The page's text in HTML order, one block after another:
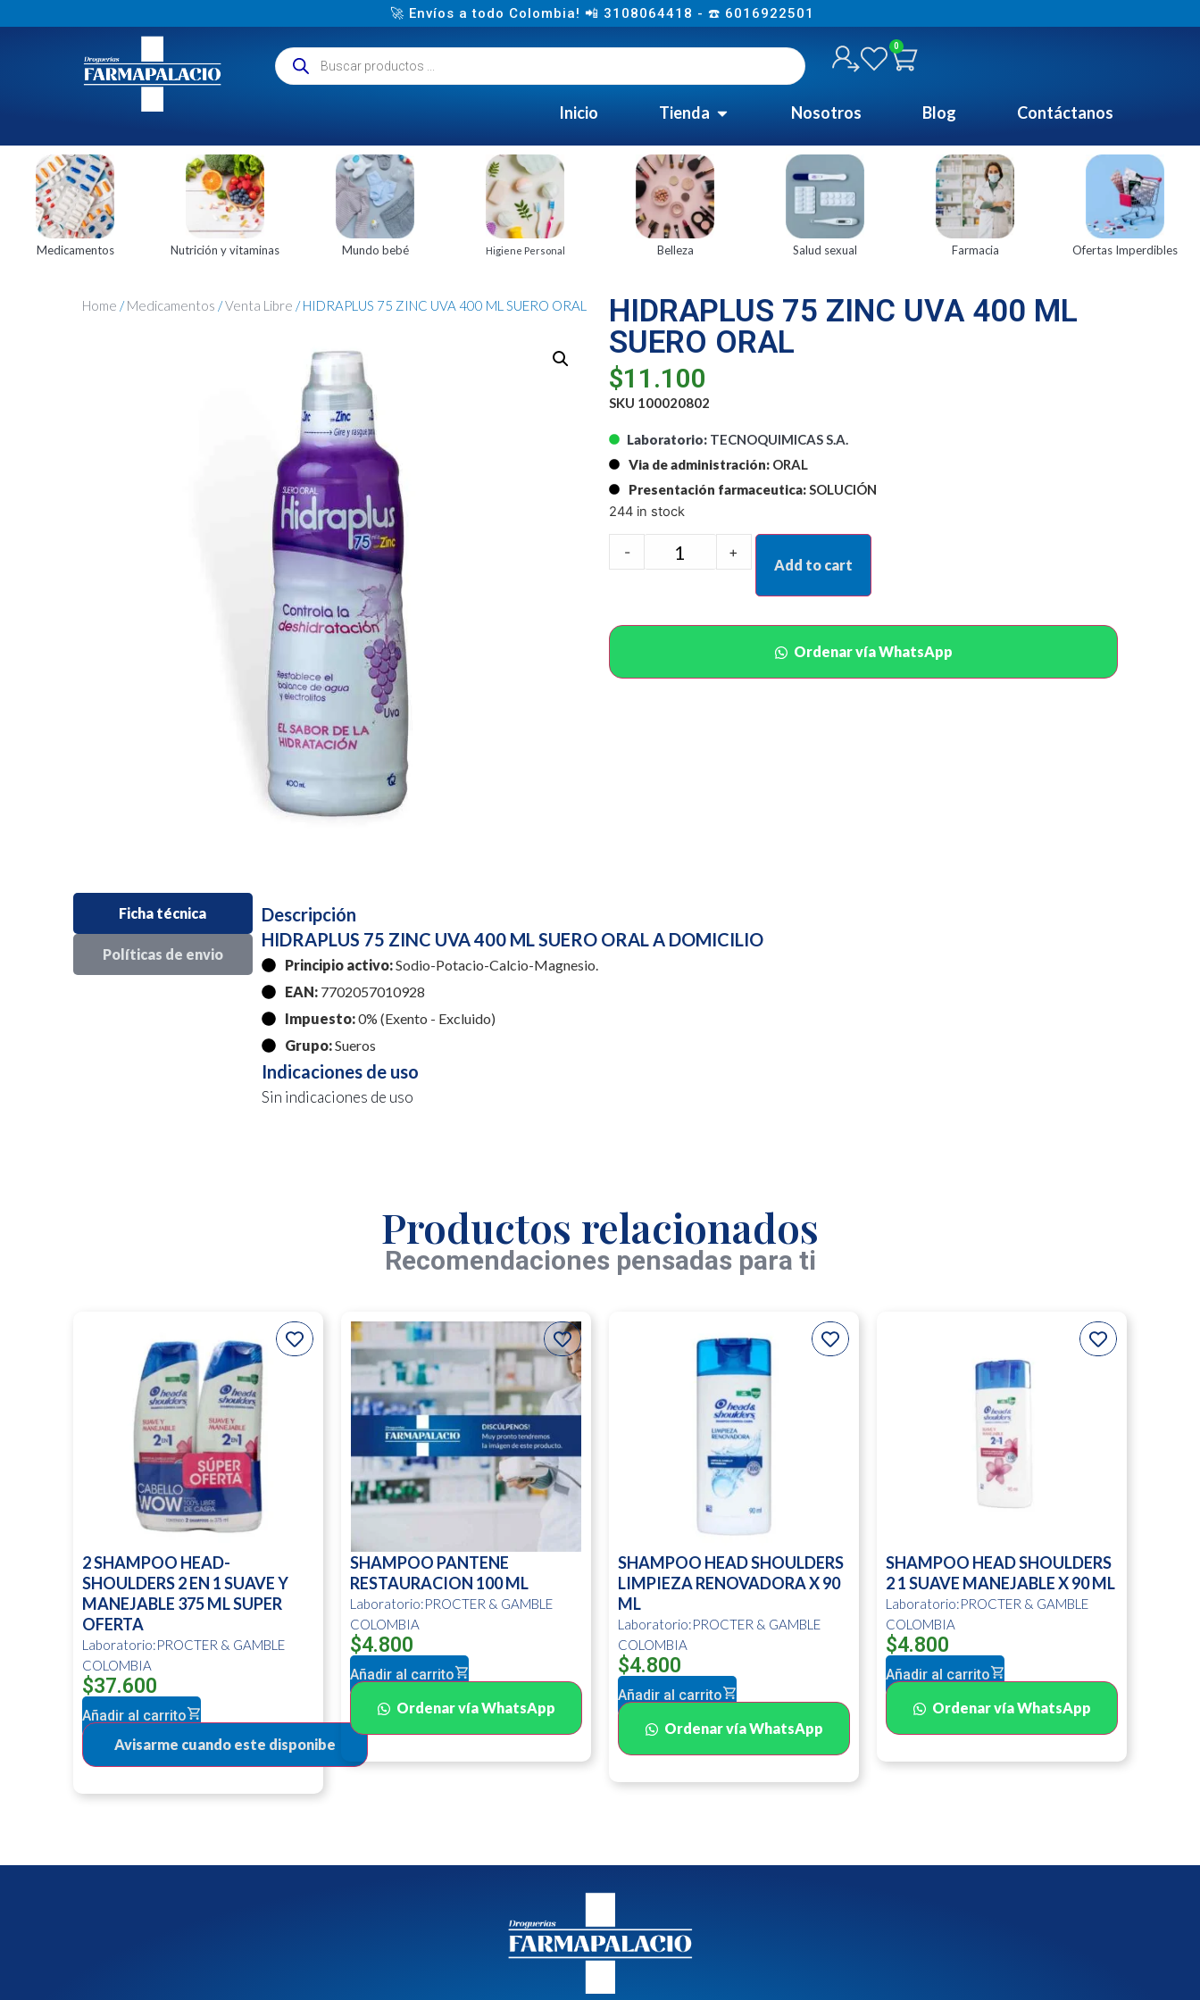
🚀 Envíos a todo Colombia! 📲 3108064418 - ☎️ 6016922501
0
Inicio Tienda Nosotros Blog Contáctanos
Medicamentos Nutrición y vitaminas Mundo bebé Higiene Personal Belleza Salud sexual Farmacia Ofertas Imperdibles
Home /Medicamentos /Venta Libre / HIDRAPLUS 75 ZINC UVA 400 ML SUERO ORAL
HIDRAPLUS 75 ZINC UVA 400 ML
SUERO ORAL
$11.100
SKU 100020802
Laboratorio: TECNOQUIMICAS S.A.
Via de administración: ORAL
Presentación farmaceutica:SOLUCIÓN
244 in stock
- +
Add to cart
Ordenar vía WhatsApp
Ficha técnica
Políticas de envio
Descripción
HIDRAPLUS 75 ZINC UVA 400 ML SUERO ORAL A DOMICILIO
Principio activo:Sodio-Potacio-Calcio-Magnesio.
EAN:7702057010928
Impuesto:0% (Exento - Excluido)
Grupo:Sueros
Indicaciones de uso
Sin indicaciones de uso
Productos relacionados
Recomendaciones pensadas para ti
2 SHAMPOO HEAD-
SHOULDERS 2 EN 1 SUAVE Y
MANEJABLE 375 ML SUPER
OFERTA
Laboratorio:PROCTER & GAMBLE
COLOMBIA
$37.600
Añadir al carrito
SHAMPOO PANTENE
RESTAURACION 100 ML
Laboratorio:PROCTER & GAMBLE
COLOMBIA
$4.800
Añadir al carrito
Ordenar vía WhatsApp
SHAMPOO HEAD SHOULDERS
LIMPIEZA RENOVADORA X 90
ML
Laboratorio:PROCTER & GAMBLE
COLOMBIA
$4.800
Añadir al carrito
Ordenar vía WhatsApp
SHAMPOO HEAD SHOULDERS
2 1 SUAVE MANEJABLE X 90 ML
Laboratorio:PROCTER & GAMBLE
COLOMBIA
$4.800
Añadir al carrito
Ordenar vía WhatsApp